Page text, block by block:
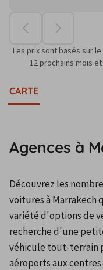
Les prix sont basés sur
12 prochains mois
CARTE
Agences à
Découvrez les
voitures à Marrakech
variété d'options de
recherche d'une
véhicule tout-terrain
aéroports aux